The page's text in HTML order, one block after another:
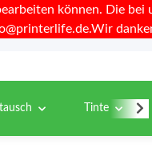
können. Die
Tinte